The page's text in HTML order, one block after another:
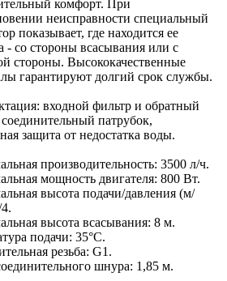
комфорт. При
неисправности специальный
показывает, где находится ее
- со стороны всасывания или с
стороны. Высококачественные
гарантируют долгий срок службы.
входной фильтр и обратный
патрубок,
защита от недостатка воды.
производительность: 3500 л/ч.
мощность двигателя: 800 Вт.
высота подачи/давления (м/
высота всасывания: 8 м.
подачи: 35°С.
резьба: G1.
шнура: 1,85 м.